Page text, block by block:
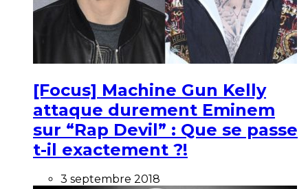
[Focus] Machine Gun Kelly
attaque durement Eminem
sur “Rap Devil” : Que se passe
t-il exactement ?!
3 septembre 2018